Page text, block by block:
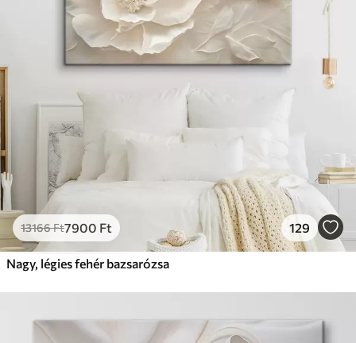
13166Ft7900 Ft 129
Nagy, légies fehér bazsarózsa